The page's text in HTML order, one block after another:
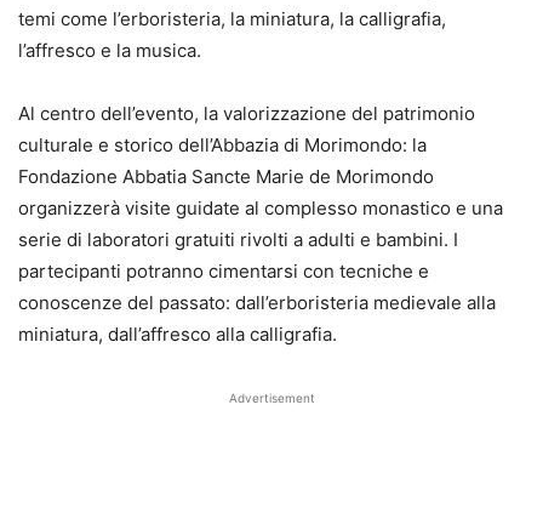
temi come l’erboristeria, la miniatura, la calligrafia,
l’affresco e la musica.
Al centro dell’evento, la valorizzazione del patrimonio
culturale e storico dell’Abbazia di Morimondo: la
Fondazione Abbatia Sancte Marie de Morimondo
organizzerà visite guidate al complesso monastico e una
serie di laboratori gratuiti rivolti a adulti e bambini. I
partecipanti potranno cimentarsi con tecniche e
conoscenze del passato: dall’erboristeria medievale alla
miniatura, dall’affresco alla calligrafia.
Advertisement